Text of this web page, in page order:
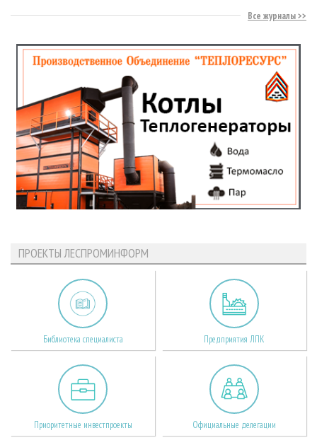
Все журналы
ПРОЕКТЫ ЛЕСПРОМИНФОРМ
Библиотека специалиста Предприятия ЛПК
Приоритетные инвестпроекты Официальные делегации